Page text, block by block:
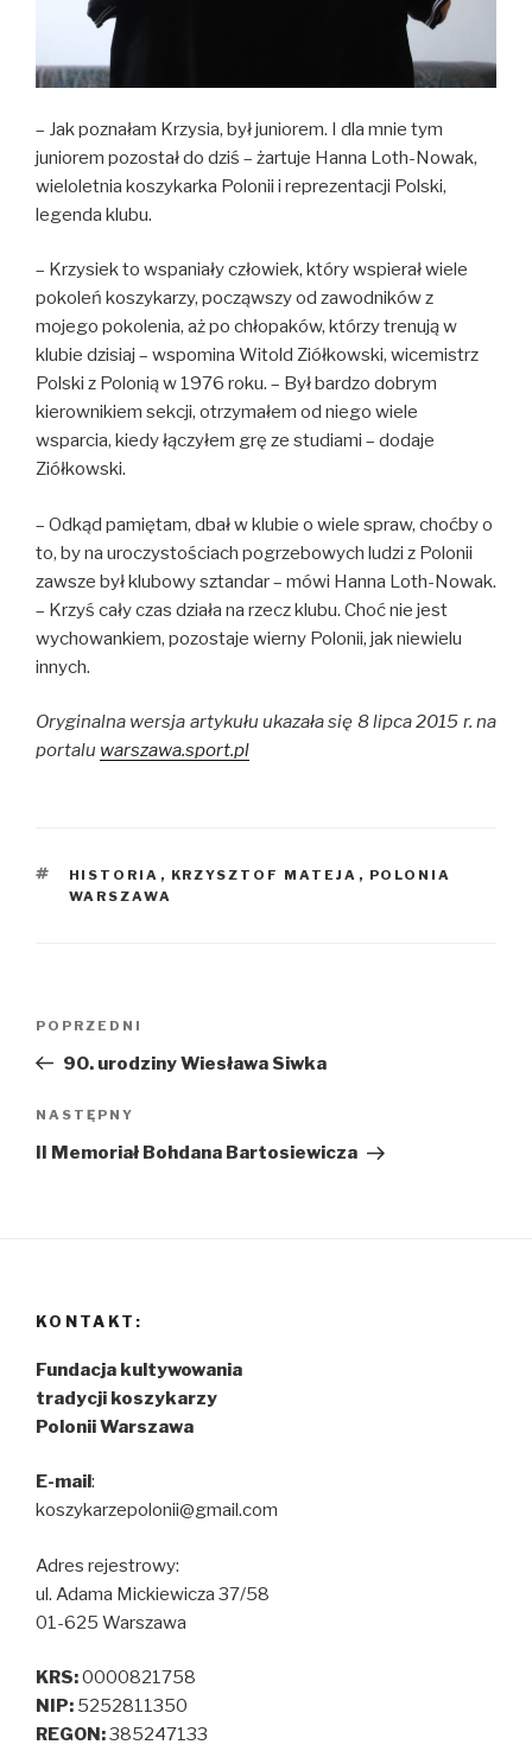
– Jak poznałam Krzysia, był juniorem. I dla mnie tym
juniorem pozostał do dziś – żartuje Hanna Loth-Nowak,
wieloletnia koszykarka Polonii i reprezentacji Polski,
legenda klubu.
– Krzysiek to wspaniały człowiek, który wspierał wiele
pokoleń koszykarzy, począwszy od zawodników z
mojego pokolenia, aż po chłopaków, którzy trenują w
klubie dzisiaj – wspomina Witold Ziółkowski, wicemistrz
Polski z Polonią w 1976 roku. – Był bardzo dobrym
kierownikiem sekcji, otrzymałem od niego wiele
wsparcia, kiedy łączyłem grę ze studiami – dodaje
Ziółkowski.
– Odkąd pamiętam, dbał w klubie o wiele spraw, choćby o
to, by na uroczystościach pogrzebowych ludzi z Polonii
zawsze był klubowy sztandar – mówi Hanna Loth-Nowak.
– Krzyś cały czas działa na rzecz klubu. Choć nie jest
wychowankiem, pozostaje wierny Polonii, jak niewielu
innych.
Oryginalna wersja artykułu ukazała się 8 lipca 2015 r. na
portalu warszawa.sport.pl
TAGI
HISTORIA , KRZYSZTOF MATEJA , POLONIA
WARSZAWA
Poprzedni
wpis
POPRZEDNI
90. urodziny Wiesława Siwka
Następny
wpis
NASTĘPNY
II Memoriał Bohdana Bartosiewicza
KONTAKT:
Fundacja kultywowania
tradycji koszykarzy
Polonii Warszawa
E-mail:
koszykarzepolonii@gmail.com
Adres rejestrowy:
ul. Adama Mickiewicza 37/58
01-625 Warszawa
KRS:0000821758
NIP: 5252811350
REGON:385247133